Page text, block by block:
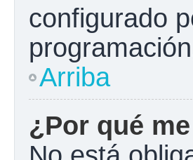
configurado
Arriba
¿Por qué